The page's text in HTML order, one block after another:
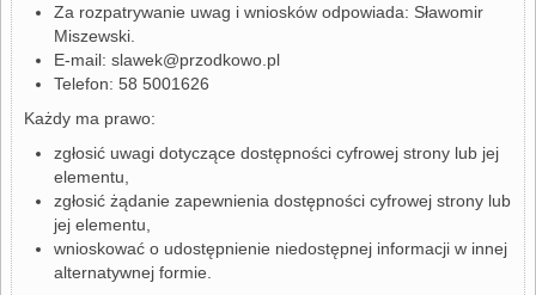
Za rozpatrywanie uwag i wniosków odpowiada: Sławomir
Miszewski
E-mail: slawek@przodkowo.pl
Telefon: 58 5001626
Każdy ma prawo:
zgłosić uwagi dotyczące dostępności cyfrowej strony lub jej
elementu,
zgłosić żądanie zapewnienia dostępności cyfrowej strony lub
jej elementu,
wnioskować o udostępnienie niedostępnej informacji w innej
alternatywnej formie.